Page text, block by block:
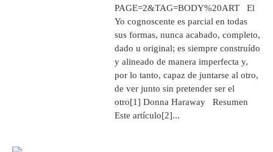
PAGE=2&TAG=BODY%20ART El
Yo cognoscente es parcial en todas
sus formas, nunca acabado, completo,
dado u original; es siempre construído
y alineado de manera imperfecta y,
por lo tanto, capaz de juntarse al otro,
de ver junto sin pretender ser el
otro[1] Donna Haraway Resumen
Este artículo[2]...